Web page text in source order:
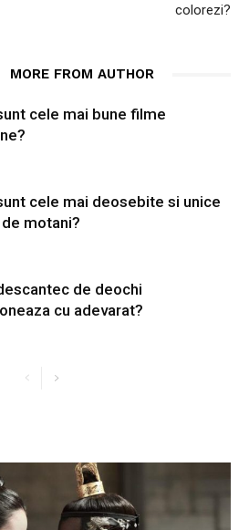
colorezi?
MORE FROM AUTHOR
cele mai bune filme
cele mai deosebite si unice
motani?
de deochi
cu adevarat?